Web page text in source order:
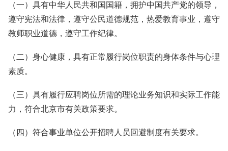
（一）具有中华人民共和国国籍，拥护中国共产党的领导，
遵守宪法和法律，遵守公民道德规范，热爱教育事业，遵守
教师职业道德，遵守工作纪律。
（二）身心健康，具有正常履行岗位职责的身体条件与心理
素质。
（三）具有履行应聘岗位所需的理论业务知识和实际工作能
力，符合北京市有关政策要求。
（四）符合事业单位公开招聘人员回避制度有关要求。